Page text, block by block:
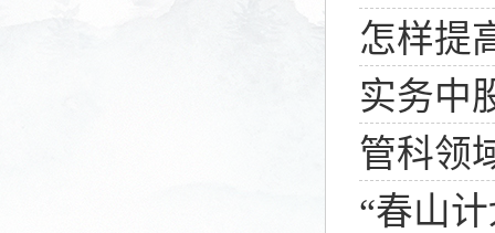
怎样提
实务中
管科领
“春山